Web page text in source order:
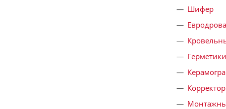
Шифер